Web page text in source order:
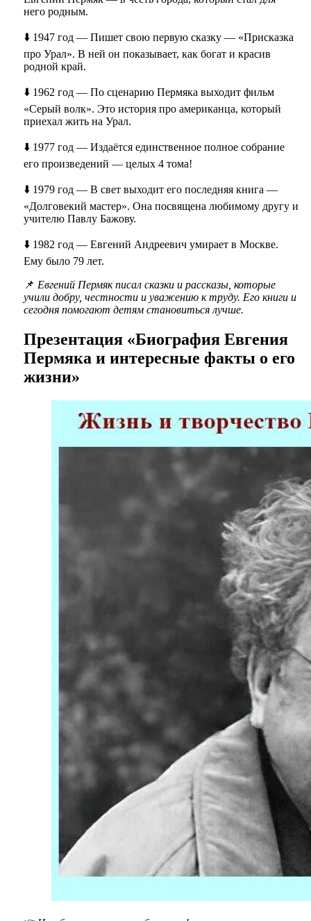
него родным.
⬇️ 1947 год — Пишет свою первую сказку — «Присказка
про Урал». В ней он показывает, как богат и красив
родной край.
⬇️ 1962 год — По сценарию Пермяка выходит фильм
«Серый волк». Это история про американца, который
приехал жить на Урал.
⬇️ 1977 год — Издаётся единственное полное собрание
его произведений — целых 4 тома!
⬇️ 1979 год — В свет выходит его последняя книга —
«Долговекий мастер». Она посвящена любимому другу и
учителю Павлу Бажову.
⬇️ 1982 год — Евгений Андреевич умирает в Москве.
Ему было 79 лет.
📌 Евгений Пермяк писал сказки и рассказы, которые
учили добру, честности и уважению к труду. Его книги и
сегодня помогают детям становиться лучше.
Презентация «Биография Евгения
Пермяка и интересные факты о его
жизни»